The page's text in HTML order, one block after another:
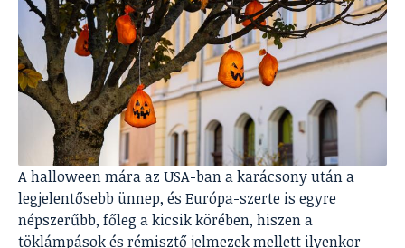
A halloween mára az USA-ban a karácsony után a
legjelentősebb ünnep, és Európa-szerte is egyre
népszerűbb, főleg a kicsik körében, hiszen a
töklámpások és rémisztő jelmezek mellett ilyenkor